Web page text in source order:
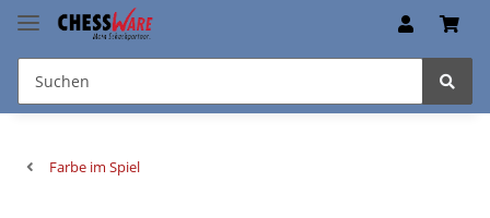
Farbe im Spiel